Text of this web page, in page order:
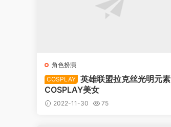
角色扮演
COSPLAY 英雄联盟拉克丝光明元素
COSPLAY美女
2022-11-30 75